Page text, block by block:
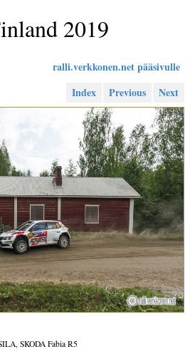
2019
ralli.verkkonen.net pääsivulle
Index
Previous Next
SKODA Fabia R5